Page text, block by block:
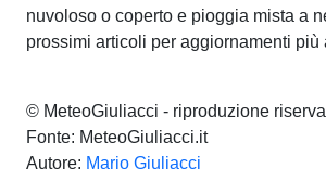
nuvoloso o coperto e pioggia mista a
prossimi articoli per aggiornamenti più
© MeteoGiuliacci - riproduzione
Fonte: MeteoGiuliacci.it
Autore: Mario Giuliacci